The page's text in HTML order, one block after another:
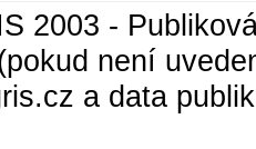
2003 -
není
a data